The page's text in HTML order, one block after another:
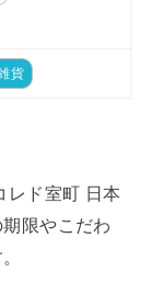
貨
レド室町 日本
限やこだわ